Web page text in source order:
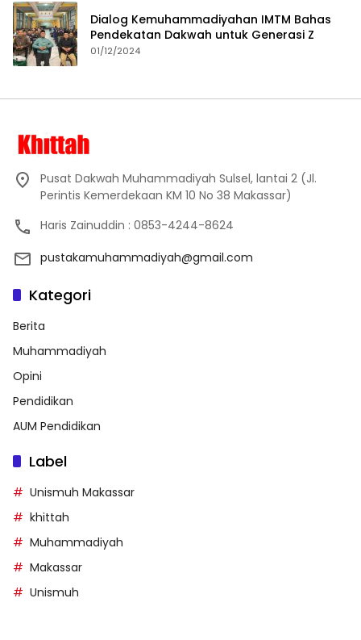
Dialog Kemuhammadiyahan IMTM Bahas
Pendekatan Dakwah untuk Generasi Z
01/12/2024
Pusat Dakwah Muhammadiyah Sulsel, lantai 2 (Jl.
Perintis Kemerdekaan KM 10 No 38 Makassar)
Haris Zainuddin : 0853-4244-8624
pustakamuhammadiyah@gmail.com
Kategori
Berita
Muhammadiyah
Opini
Pendidikan
AUM Pendidikan
Label
Unismuh Makassar
khittah
Muhammadiyah
Makassar
Unismuh